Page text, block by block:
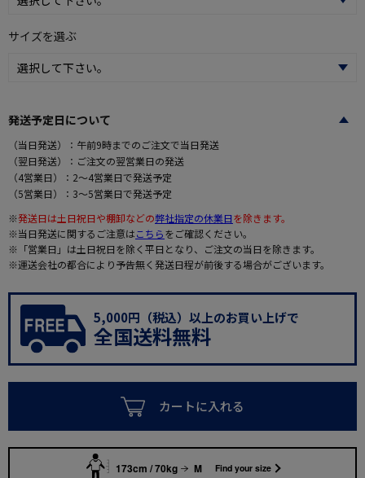
サイズを選ぶ
発送予定日について
（当日発送）：午前9時までのご注文で当日発送
（翌日発送）：ご注文の翌営業日の発送
（4営業日）：2～4営業日で発送予定
（5営業日）：3～5営業日で発送予定
※発送日は土日祝日や棚卸などの弊社指定の休業日を除きます。
※当日発送に関するご注意はこちらをご確認ください。
※「営業日」は土日祝日を除く平日となり、ご注文の当日を除きます。
※運送会社の都合により予告無く発送日程が前後する場合がございます。
5,000円（税込）以上のお買い上げで
全国送料無料
カートに入れる
173cm / 70kg M Find your size